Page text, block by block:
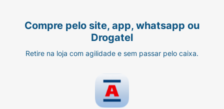
Compre pelo site, app, whatsapp ou
Drogatel
Retire na loja com agilidade e sem passar pelo caixa.